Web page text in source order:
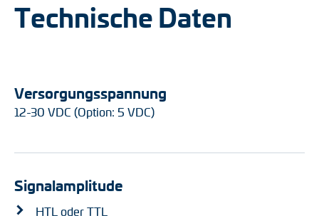
Technische Daten
Versorgungsspannung
12-30 VDC (Option: 5 VDC)
Signalamplitude
HTL oder TTL